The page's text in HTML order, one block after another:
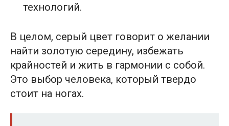
технологий.
В целом, серый цвет говорит о желании
найти золотую середину, избежать
крайностей и жить в гармонии с собой.
Это выбор человека, который твердо
стоит на ногах.